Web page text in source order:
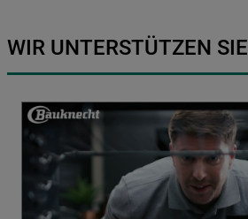
WIR UNTERSTÜTZEN SIE